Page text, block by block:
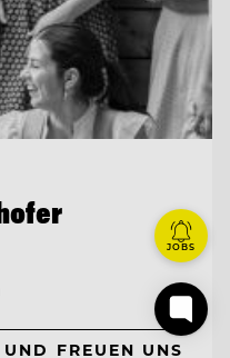
FREUEN UNS
JOBS